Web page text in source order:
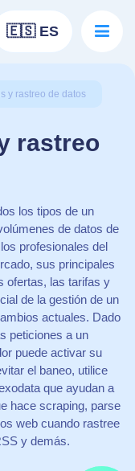
🇪🇸 ES
y rastreo de datos
rastreo
los tipos de un
de datos de
profesionales del
sus principales
ofertas, las tarifas y
de la gestión de un
actuales. Dado
peticiones a un
puede activar su
el baneo, utilice
que ayudan a
hace scraping, parse
web cuando rastree
y demás.